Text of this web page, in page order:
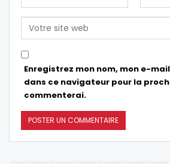
Enregistrez mon nom, mon e-
dans ce navigateur pour la
commenterai.